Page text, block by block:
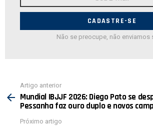
E-
Não se preocupe, não enviamos
mais
Artigo anterior
Mundial IBJJF 2026: Diego Pato se
Pessanha faz ouro duplo e novos
Próximo artigo